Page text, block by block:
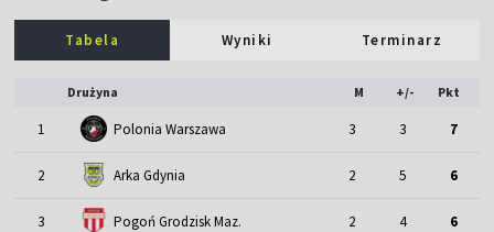
Tabela Wyniki Terminarz
Drużyna M +/- Pkt
1 Polonia Warszawa 3 3 7
2 Arka Gdynia 2 5 6
3 Pogoń Grodzisk Maz. 2 4 6